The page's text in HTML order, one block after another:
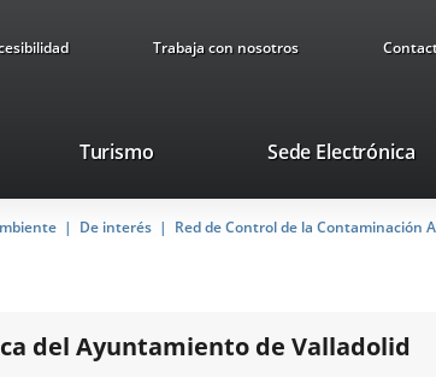
Trabaja con nosotros
TurismoThis
will
open
up
window.
Sede Electrónica
De interés
Red de Control de la Contaminación
del Ayuntamiento de Valladolid